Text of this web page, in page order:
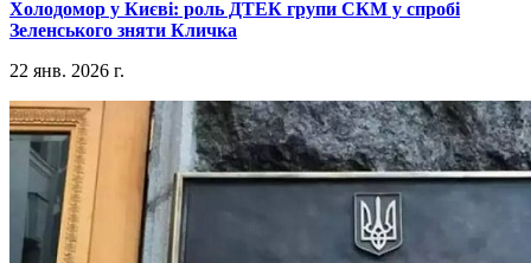
​Холодомор у Києві: роль ДТЕК групи СКМ у спробі
Зеленського зняти Кличка
22 янв. 2026 г.